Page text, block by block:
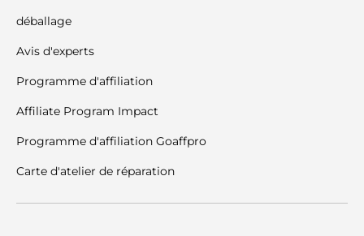
déballage
Avis d'experts
Programme d'affiliation
Affiliate Program Impact
Programme d'affiliation Goaffpro
Carte d'atelier de réparation